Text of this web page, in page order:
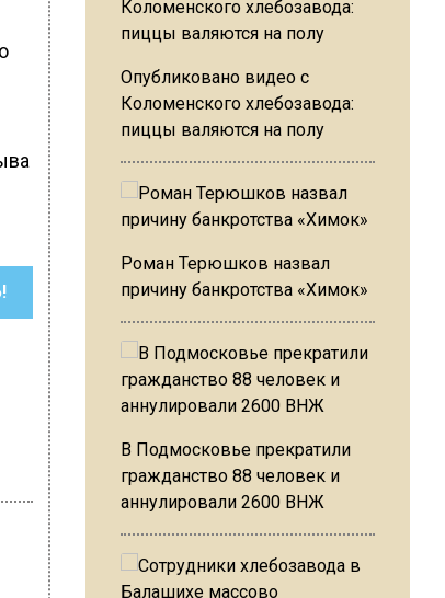
Опубликовано видео с
Коломенского хлебозавода:
пиццы валяются на полу
Роман Терюшков назвал
причину банкротства «Химок»
В Подмосковье прекратили
гражданство 88 человек и
аннулировали 2600 ВНЖ